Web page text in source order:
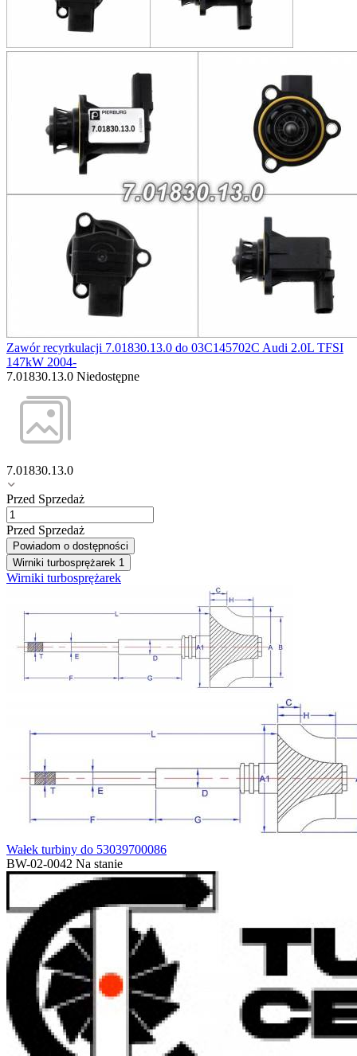
Zawór recyrkulacji 7.01830.13.0 do 03C145702C Audi 2.0L TFSI
147kW 2004-
7.01830.13.0 Niedostępne
7.01830.13.0
Przed Sprzedaż
Przed Sprzedaż
Powiadom o dostępności
Wirniki turbosprężarek 1
Wirniki turbosprężarek
Wałek turbiny do 53039700086
BW-02-0042 Na stanie